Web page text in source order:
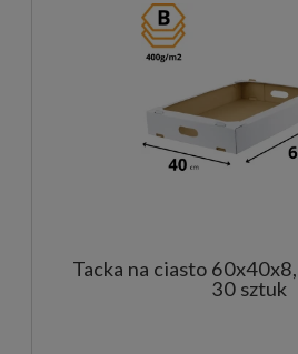
Tacka na ciasto
30 sztuk